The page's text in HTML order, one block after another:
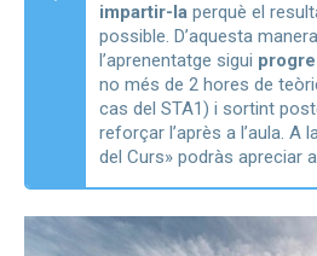
impartir-la perquè el
possible. D’aquesta
l’aprenentatge sigui
no més de 2 hores de
cas del STA1) i sortint
reforçar l’après a l’aula. A
del Curs» podràs apreciar